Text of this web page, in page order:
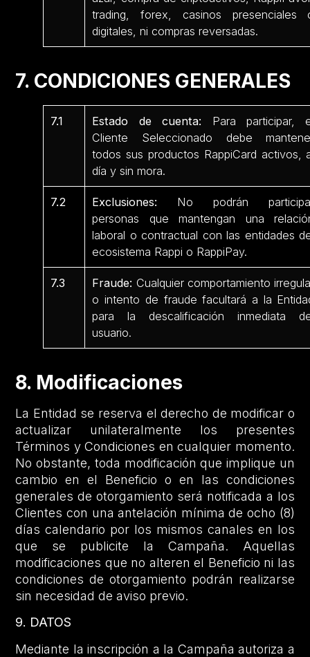
trading, forex, casinos presenciales
digitales, ni compras reversadas.
7. CONDICIONES GENERALES
7.1 Estado de cuenta: Para participar,
Cliente Seleccionado debe
todos sus productos RappiCard activos,
día y sin mora.
7.2 Exclusiones: No podrán
personas que mantengan una
laboral o contractual con las entidades
ecosistema Rappi o RappiPay.
7.3 Fraude: Cualquier comportamiento
o intento de fraude facultará a la
para la descalificación inmediata
usuario.
8. Modificaciones
La Entidad se reserva el derecho de modificar o
actualizar unilateralmente los presentes
Términos y Condiciones en cualquier momento.
No obstante, toda modificación que implique un
cambio en el Beneficio o en las condiciones
generales de otorgamiento será notificada a los
Clientes con una antelación mínima de ocho (8)
días calendario por los mismos canales en los
que se publicite la Campaña. Aquellas
modificaciones que no alteren el Beneficio ni las
condiciones de otorgamiento podrán realizarse
sin necesidad de aviso previo.
9. DATOS
Mediante la inscripción a la Campaña autoriza a